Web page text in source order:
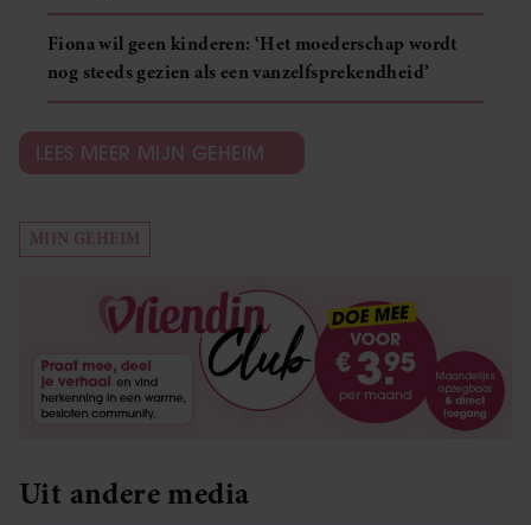
Fiona wil geen kinderen: ‘Het moederschap wordt
nog steeds gezien als een vanzelfsprekendheid’
LEES MEER MIJN GEHEIM
MIJN GEHEIM
Uit andere media